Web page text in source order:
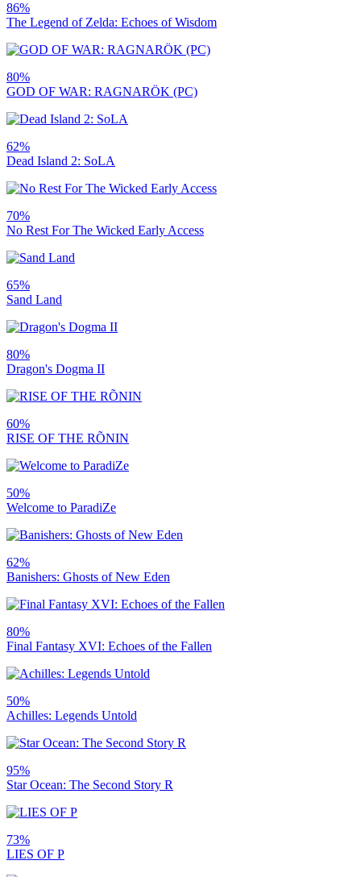
86%
The Legend of Zelda: Echoes of Wisdom
80%
GOD OF WAR: RAGNARÖK (PC)
62%
Dead Island 2: SoLA
70%
No Rest For The Wicked Early Access
65%
Sand Land
80%
Dragon's Dogma II
60%
RISE OF THE RÕNIN
50%
Welcome to ParadiZe
62%
Banishers: Ghosts of New Eden
80%
Final Fantasy XVI: Echoes of the Fallen
50%
Achilles: Legends Untold
95%
Star Ocean: The Second Story R
73%
LIES OF P